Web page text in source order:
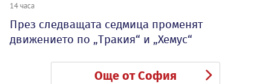
14 часа
През следващата седмица променят
движението по „Тракия“ и „Хемус“
Още от София